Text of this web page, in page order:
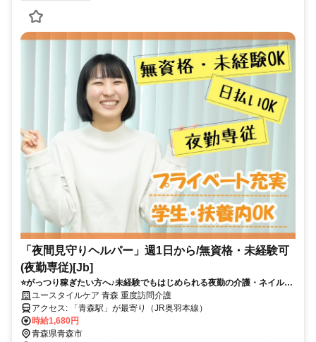
「夜間見守りヘルパー」週1日から/無資格・未経験可
(夜勤専従)[Jb]
⭐️がっつり稼ぎたい方へ♪未経験でもはじめられる夜勤の介護・ネイルな
どオシャレもOK⭐️
ユースタイルケア 青森 重度訪問介護
アクセス: 「青森駅」が最寄り（JR奥羽本線）
時給1,680円
青森県青森市